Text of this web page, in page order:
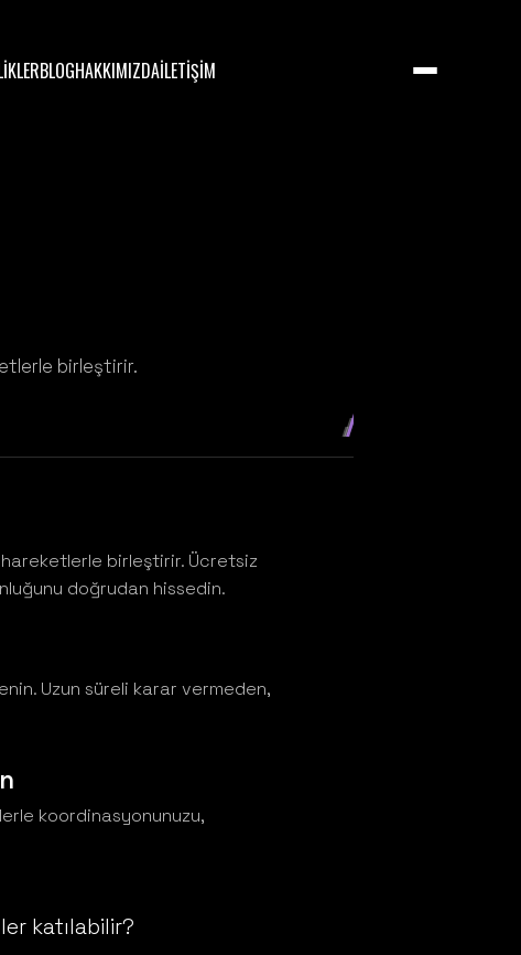
BLOGHAKKIMIZDAİLETİŞİM
birleştirir.
hareketlerle birleştirir. Ücretsiz
doğrudan hissedin.
Uzun süreli karar vermeden,
koordinasyonunuzu,
katılabilir?